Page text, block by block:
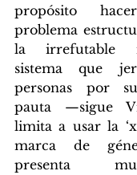
propósito
problema
la irrefutable
sistema que
personas por
pauta —sigue
limita a usar la
marca de
presenta